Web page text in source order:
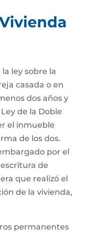
ley sobre la
casada o en
dos años y
de la Doble
el inmueble
de los dos.
por el
de
que realizó el
de la vivienda,
permanentes